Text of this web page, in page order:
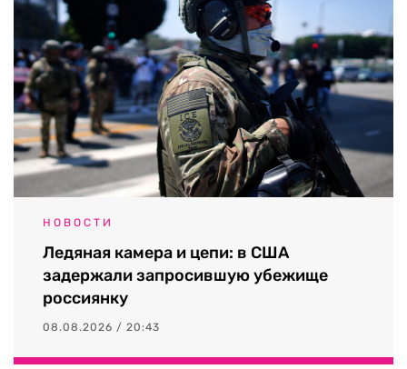
НОВОСТИ
Ледяная камера и цепи: в США
задержали запросившую убежище
россиянку
08.08.2026 / 20:43